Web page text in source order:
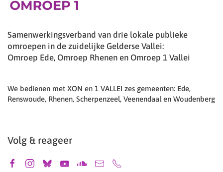
Samenwerkingsverband van drie lokale publieke
omroepen in de zuidelijke Gelderse Vallei:
Omroep Ede, Omroep Rhenen en Omroep 1 Vallei
We bedienen met XON en 1 VALLEI zes gemeenten: Ede,
Renswoude, Rhenen, Scherpenzeel, Veenendaal en Woudenberg
Volg & reageer